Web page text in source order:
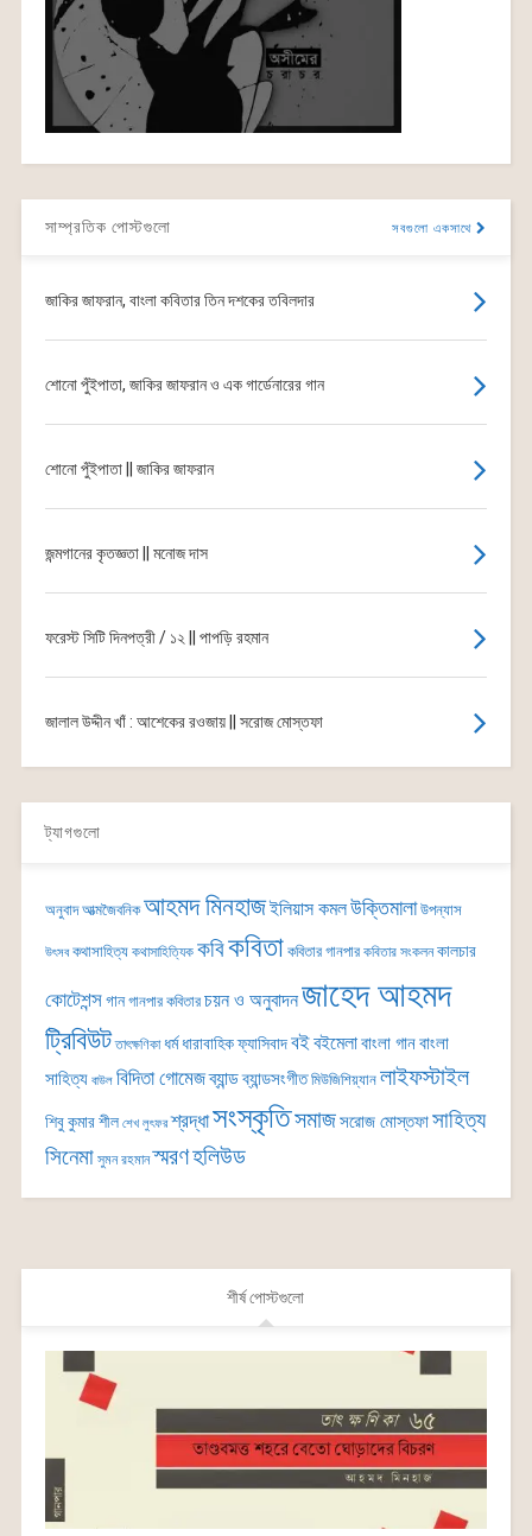
সাম্প্রতিক পোস্টগুলো সবগুলো একসাথে
জাকির জাফরান, বাংলা কবিতার তিন দশকের তবিলদার
শোনো পুঁইপাতা, জাকির জাফরান ও এক গার্ডেনারের গান
শোনো পুঁইপাতা || জাকির জাফরান
জন্মগানের কৃতজ্ঞতা || মনোজ দাস
ফরেস্ট সিটি দিনপত্রী / ১২ || পাপড়ি রহমান
জালাল উদ্দীন খাঁ : আশেকের রওজায় || সরোজ মোস্তফা
ট্যাগগুলো
অনুবাদ আত্মজৈবনিক আহমদ মিনহাজইলিয়াস কমলউক্তিমালা উপন্যাস
উৎসব কথাসাহিত্য কথাসাহিত্যিক কবিকবিতা কবিতার গানপার কবিতার সংকলন কালচার
কোটেশন্সগান গানপার কবিতার চয়ন ও অনুবাদনজাহেদ আহমদ
ট্রিবিউট তাৎক্ষণিকা ধর্ম ধারাবাহিকফ্যাসিবাদবইবইমেলাবাংলা গানবাংলা
সাহিত্য বাউল বিদিতা গোমেজব্যান্ডব্যান্ডসংগীত মিউজিশিয়্যান লাইফস্টাইল
শিবু কুমার শীল শেখ লুৎফর শ্রদ্ধাসংস্কৃতিসমাজসরোজ মোস্তফাসাহিত্য
সিনেমা সুমন রহমান স্মরণহলিউড
শীর্ষ পোস্টগুলো